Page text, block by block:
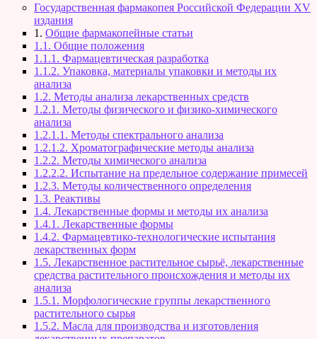
Государственная фармакопея Российской Федерации XV
издания
1. Общие фармакопейные статьи
1.1. Общие положения
1.1.1. Фармацевтическая разработка
1.1.2. Упаковка, материалы упаковки и методы их
анализа
1.2. Методы анализа лекарственных средств
1.2.1. Методы физического и физико-химического
анализа
1.2.1.1. Методы спектрального анализа
1.2.1.2. Хроматографические методы анализа
1.2.2. Методы химического анализа
1.2.2.2. Испытание на предельное содержание примесей
1.2.3. Методы количественного определения
1.3. Реактивы
1.4. Лекарственные формы и методы их анализа
1.4.1. Лекарственные формы
1.4.2. Фармацевтико-технологические испытания
лекарственных форм
1.5. Лекарственное растительное сырьё, лекарственные
средства растительного происхождения и методы их
анализа
1.5.1. Морфологические группы лекарственного
растительного сырья
1.5.2. Масла для производства и изготовления